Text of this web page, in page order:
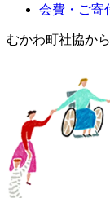
会費・ご寄
むかわ町社協か